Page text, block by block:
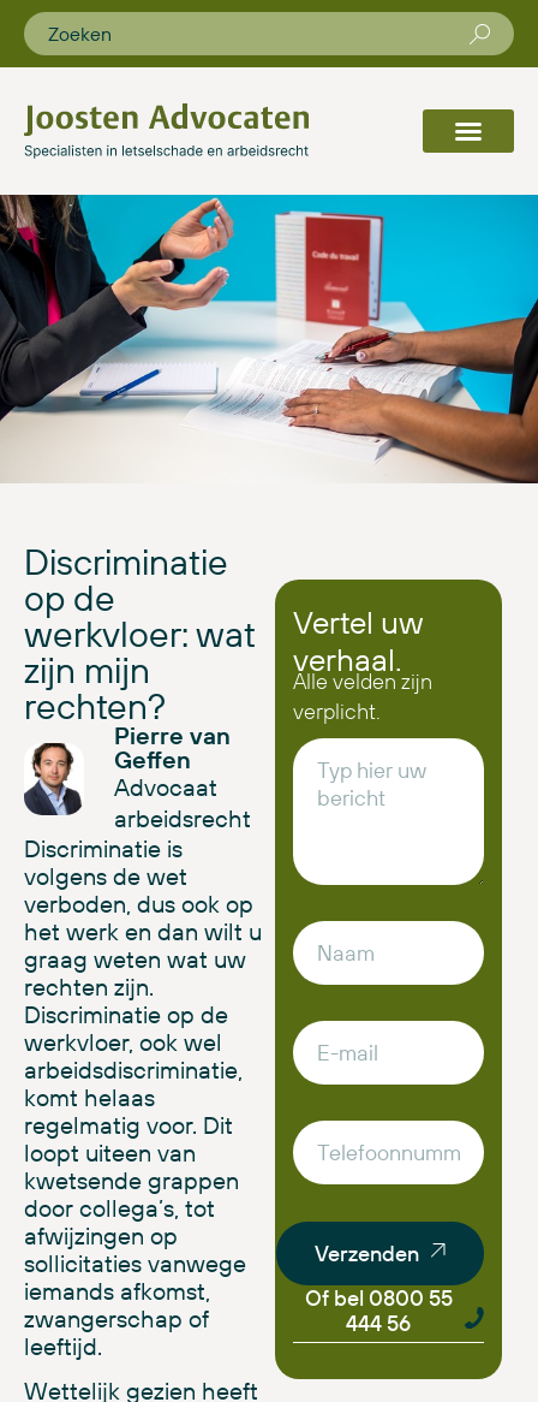
Discriminatie
op de
werkvloer: wat
zijn mijn
rechten?
Pierre van
Geffen
Advocaat
arbeidsrecht
Discriminatie is
volgens de wet
verboden, dus ook op
het werk en dan wilt u
graag weten wat uw
rechten zijn.
Discriminatie op de
werkvloer, ook wel
arbeidsdiscriminatie,
komt helaas
regelmatig voor. Dit
loopt uiteen van
kwetsende grappen
door collega’s, tot
afwijzingen op
sollicitaties vanwege
iemands afkomst,
zwangerschap of
leeftijd.
Wettelijk gezien heeft
Vertel uw
verhaal.
Alle velden zijn
verplicht.
Verzenden
Of bel 0800 55
444 56